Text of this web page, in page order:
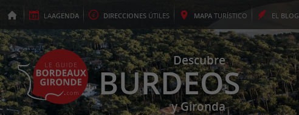
LAAGENDA DIRECCIONES ÚTILES MAPA TURÍSTICO EL BLOG
Descubre
BURDEOS
y Gironda